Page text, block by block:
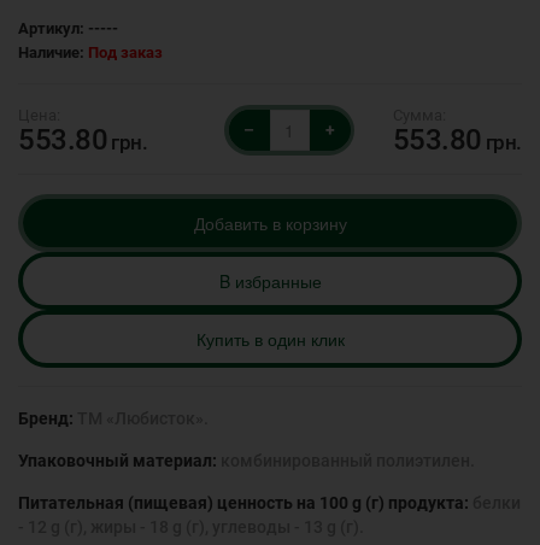
Артикул: -----
Наличие: Под заказ
553.80 грн.
– + 553.80 грн.
Добавить в корзину
B избранные
Купить в один клик
Бренд:
Упаковочный материал:
Питательная (пищевая) ценность на 100 g (г) продукта: